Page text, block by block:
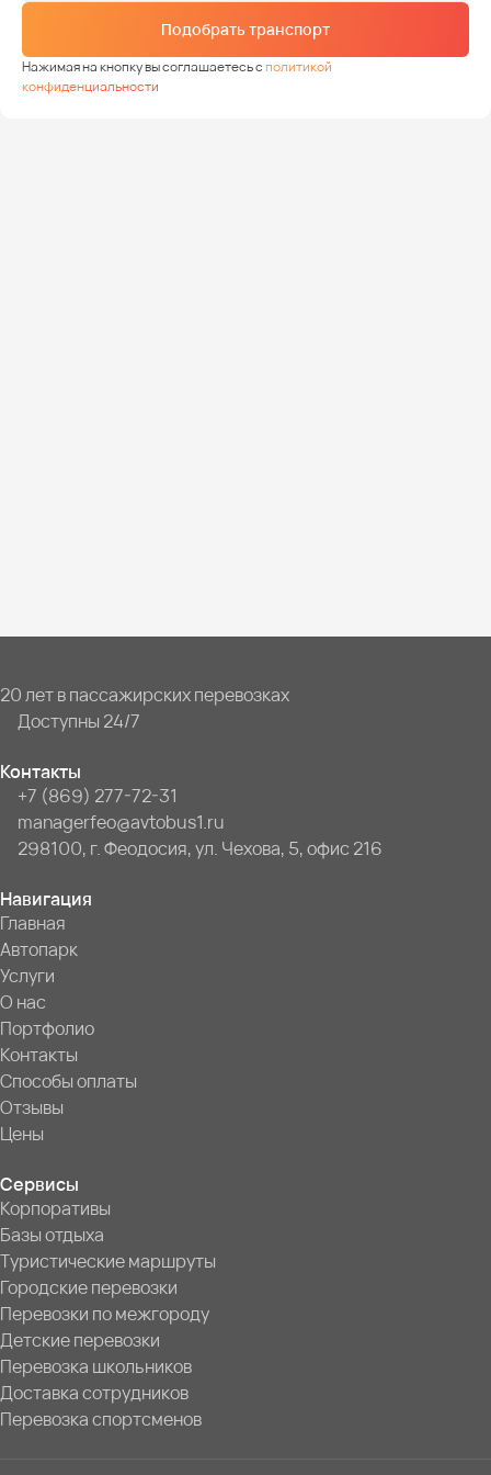
Подобрать транспорт
Нажимая на кнопку вы соглашаетесь сполитикой
конфиденциальности
20 лет в пассажирских перевозках
Доступны 24/7
Контакты
+7 (869) 277-72-31
managerfeo@avtobus1.ru
298100, г. Феодосия, ул. Чехова, 5, офис 216
Навигация
Главная
Автопарк
Услуги
О нас
Портфолио
Контакты
Способы оплаты
Отзывы
Цены
Сервисы
Корпоративы
Базы отдыха
Туристические маршруты
Городские перевозки
Перевозки по межгороду
Детские перевозки
Перевозка школьников
Доставка сотрудников
Перевозка спортсменов